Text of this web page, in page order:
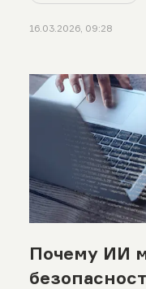
16.03.2026, 09:28
Почему ИИ